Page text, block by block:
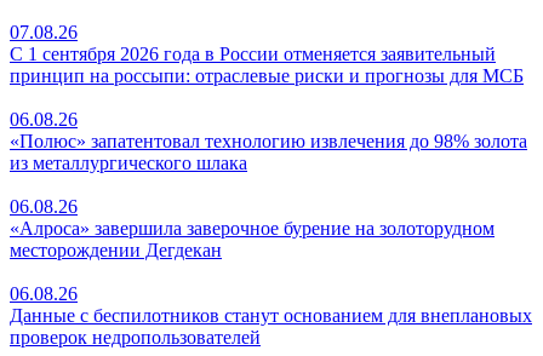
07.08.26
С 1 сентября 2026 года в России отменяется заявительный
принцип на россыпи: отраслевые риски и прогнозы для МСБ
06.08.26
«Полюс» запатентовал технологию извлечения до 98% золота
из металлургического шлака
06.08.26
«Алроса» завершила заверочное бурение на золоторудном
месторождении Дегдекан
06.08.26
Данные с беспилотников станут основанием для внеплановых
проверок недропользователей